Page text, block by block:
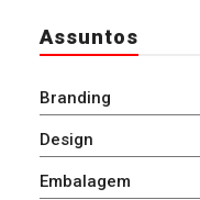
Assuntos
Branding
Design
Embalagem